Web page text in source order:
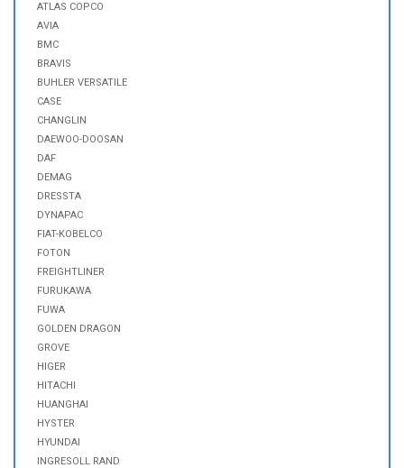
ATLAS COPCO
AVIA
BMC
BRAVIS
BUHLER VERSATILE
CASE
CHANGLIN
DAEWOO-DOOSAN
DAF
DEMAG
DRESSTA
DYNAPAC
FIAT-KOBELCO
FOTON
FREIGHTLINER
FURUKAWA
FUWA
GOLDEN DRAGON
GROVE
HIGER
HITACHI
HUANGHAI
HYSTER
HYUNDAI
INGRESOLL RAND